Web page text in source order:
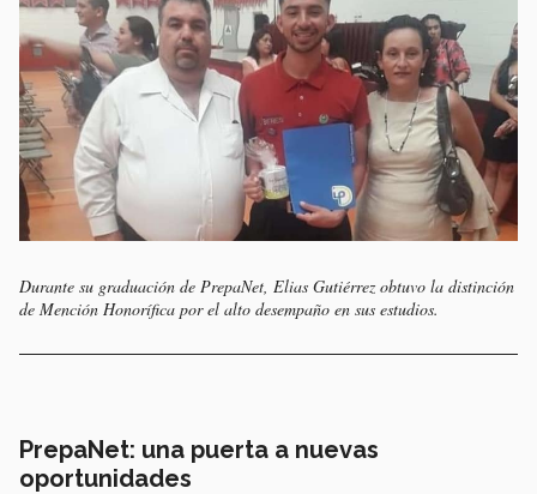
Durante su graduación de PrepaNet, Elias Gutiérrez obtuvo la distinción
de Mención Honorífica por el alto desempaño en sus estudios.
PrepaNet: una puerta a nuevas
oportunidades